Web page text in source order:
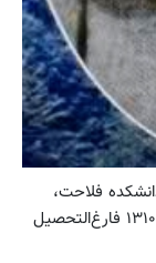
فلاحت،
گذراند و با درجۀ مهندسی در سال ۱۳۱۰ فارغ‌التحصیل